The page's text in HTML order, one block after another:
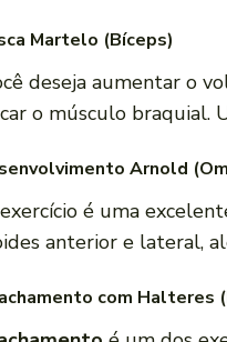
Martelo (Bíceps)
deseja aumentar o
o músculo braquial.
Arnold
é uma
anterior e lateral,
com Halteres